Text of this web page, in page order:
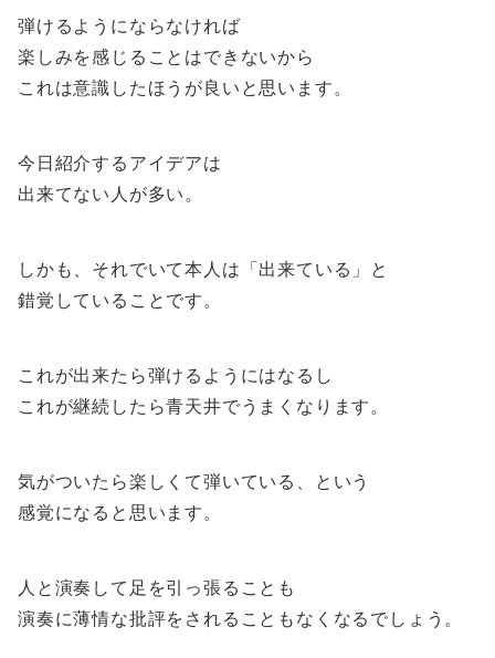
弾けるようにならなければ
楽しみを感じることはできないから
これは意識したほうが良いと思います。
今日紹介するアイデアは
出来てない人が多い。
しかも、それでいて本人は「出来ている」と
錯覚していることです。
これが出来たら弾けるようにはなるし
これが継続したら青天井でうまくなります。
気がついたら楽しくて弾いている、という
感覚になると思います。
人と演奏して足を引っ張ることも
演奏に薄情な批評をされることもなくなるでしょう。